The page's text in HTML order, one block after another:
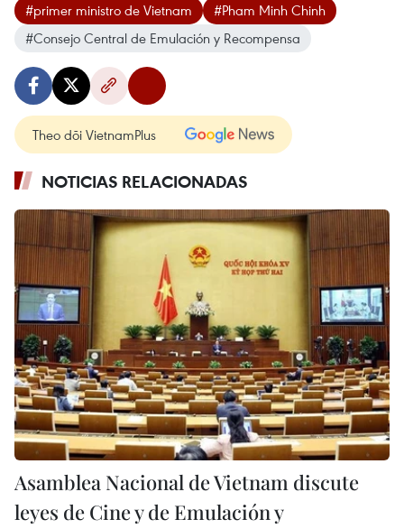
#primer ministro de Vietnam
#Pham Minh Chinh
#Consejo Central de Emulación y Recompensa
Theo dõi VietnamPlus
NOTICIAS RELACIONADAS
Asamblea Nacional de Vietnam discute
leyes de Cine y de Emulación y